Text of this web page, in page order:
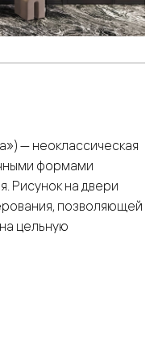
— неоклассическая
формами
Рисунок на двери
позволяющей
цельную